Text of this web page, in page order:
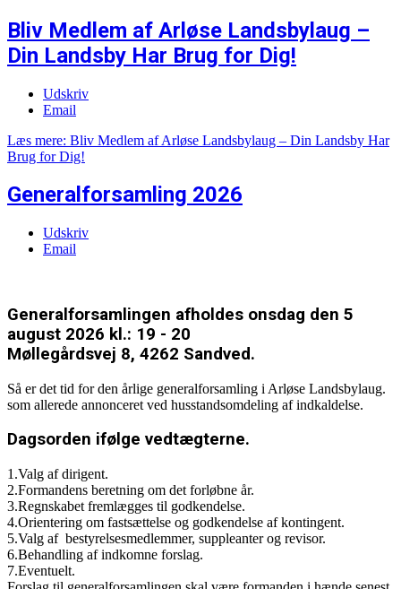
Bliv Medlem af Arløse Landsbylaug –
Din Landsby Har Brug for Dig!
Udskriv
Email
Læs mere: Bliv Medlem af Arløse Landsbylaug – Din Landsby Har
Brug for Dig!
Generalforsamling 2026
Udskriv
Email
Generalforsamlingen afholdes onsdag den 5
august 2026 kl.: 19 - 20
Møllegårdsvej 8, 4262 Sandved.
Så er det tid for den årlige generalforsamling i Arløse Landsbylaug.
som allerede annonceret ved husstandsomdeling af indkaldelse.
Dagsorden ifølge vedtægterne.
1.Valg af dirigent.
2.Formandens beretning om det forløbne år.
3.Regnskabet fremlægges til godkendelse.
4.Orientering om fastsættelse og godkendelse af kontingent.
5.Valg af bestyrelsesmedlemmer, suppleanter og revisor.
6.Behandling af indkomne forslag.
7.Eventuelt.